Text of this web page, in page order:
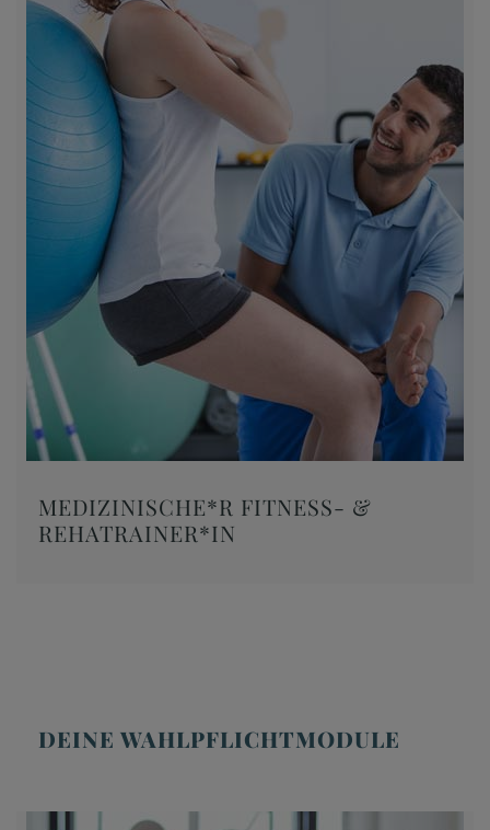
MEDIZINISCHE*R FITNESS- &
REHATRAINER*IN
DEINE WAHLPFLICHTMODULE